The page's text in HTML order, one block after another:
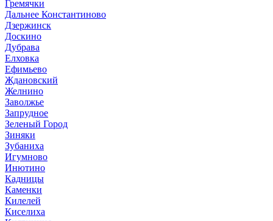
Гремячки
Дальнее Константиново
Дзержинск
Доскино
Дубрава
Елховка
Ефимьево
Ждановский
Желнино
Заволжье
Запрудное
Зеленый Город
Зиняки
Зубаниха
Игумново
Инютино
Кадницы
Каменки
Килелей
Киселиха